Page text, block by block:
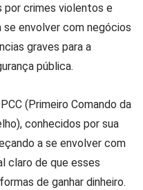
por crimes violentos e
envolver com negócios
graves para a
pública.
(Primeiro Comando da
conhecidos por sua
a se envolver com
claro de que esses
de ganhar dinheiro.